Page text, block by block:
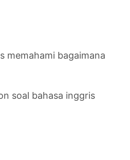
memahami bagaimana
soal bahasa inggris